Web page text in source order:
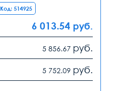
Код: 514925
6 013.54 руб.
5 856.67 руб.
5 752.09 руб.